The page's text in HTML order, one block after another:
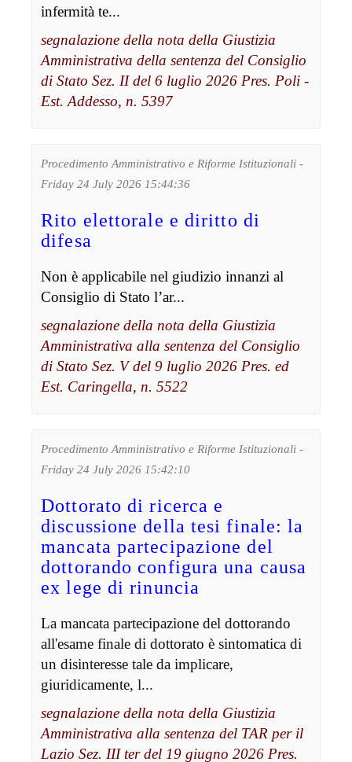
infermità te...
segnalazione della nota della Giustizia
Amministrativa della sentenza del Consiglio
di Stato Sez. II del 6 luglio 2026 Pres. Poli -
Est. Addesso, n. 5397
Procedimento Amministrativo e Riforme Istituzionali -
Friday 24 July 2026 15:44:36
Rito elettorale e diritto di
difesa
Non è applicabile nel giudizio innanzi al
Consiglio di Stato l’ar...
segnalazione della nota della Giustizia
Amministrativa alla sentenza del Consiglio
di Stato Sez. V del 9 luglio 2026 Pres. ed
Est. Caringella, n. 5522
Procedimento Amministrativo e Riforme Istituzionali -
Friday 24 July 2026 15:42:10
Dottorato di ricerca e
discussione della tesi finale: la
mancata partecipazione del
dottorando configura una causa
ex lege di rinuncia
La mancata partecipazione del dottorando
all'esame finale di dottorato è sintomatica di
un disinteresse tale da implicare,
giuridicamente, l...
segnalazione della nota della Giustizia
Amministrativa alla sentenza del TAR per il
Lazio Sez. III ter del 19 giugno 2026 Pres.